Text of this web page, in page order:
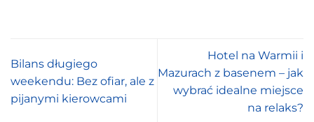
Bilans długiego
weekendu: Bez ofiar, ale z
pijanymi kierowcami
Hotel na Warmii i
Mazurach z basenem – jak
wybrać idealne miejsce
na relaks?